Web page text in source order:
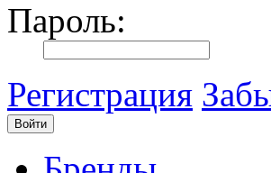
Пароль:
Регистрация